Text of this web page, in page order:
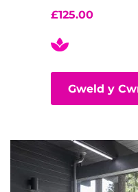
£125.00
Gweld y